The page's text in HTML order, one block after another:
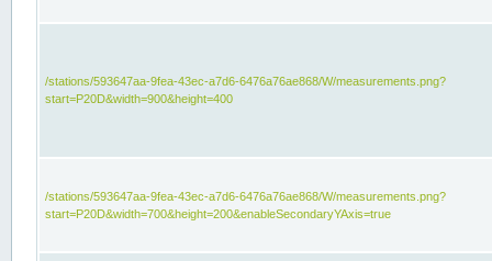
/stations/593647aa-9fea-43ec-a7d6-6476a76ae868/W/measurements.png?
start=P20D&width=900&height=400
/stations/593647aa-9fea-43ec-a7d6-6476a76ae868/W/measurements.png?
start=P20D&width=700&height=200&enableSecondaryYAxis=true